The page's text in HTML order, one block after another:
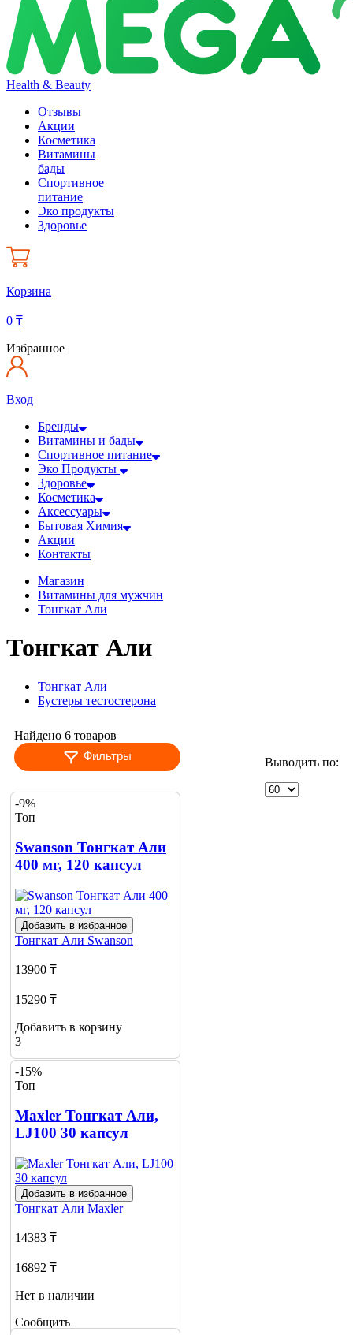
Health & Beauty
Отзывы
Акции
Косметика
Витамины
бады
Спортивное
питание
Эко продукты
Здоровье
Корзина
0 ₸
Избранное
Вход
Бренды
Витамины и бады
Спортивное питание
Эко Продукты
Здоровье
Косметика
Аксессуары
Бытовая Химия
Акции
Контакты
Магазин
Витамины для мужчин
Тонгкат Али
Тонгкат Али
Тонгкат Али
Бустеры тестостерона
Найдено 6 товаров
Фильтры
Выводить по:
-9%
Топ
Swanson Тонгкат Али
400 мг, 120 капсул
Добавить в избранное
Тонгкат Али Swanson
13900 ₸
15290 ₸
Добавить в корзину
3
-15%
Топ
Maxler Тонгкат Али,
LJ100 30 капсул
Добавить в избранное
Тонгкат Али Maxler
14383 ₸
16892 ₸
Нет в наличии
Сообщить